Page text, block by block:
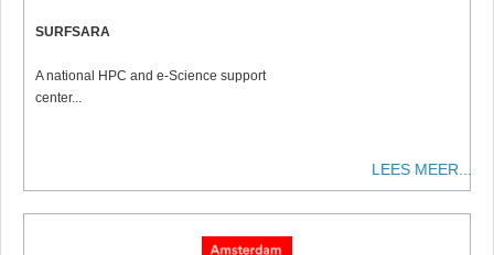
SURFSARA
A national HPC and e-Science support
center...
LEES MEER...